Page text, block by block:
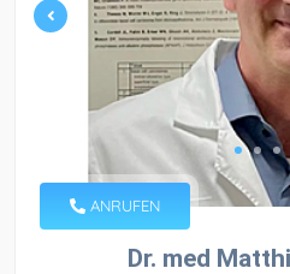
ANRUFEN
Dr. med